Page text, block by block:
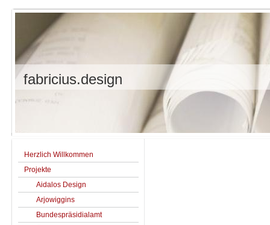
fabricius.design
Herzlich Willkommen
Projekte
Aidalos Design
Arjowiggins
Bundespräsidialamt